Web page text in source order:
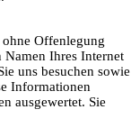
Offenlegung
Ihres Internet
uns besuchen sowie
Informationen
ausgewertet. Sie